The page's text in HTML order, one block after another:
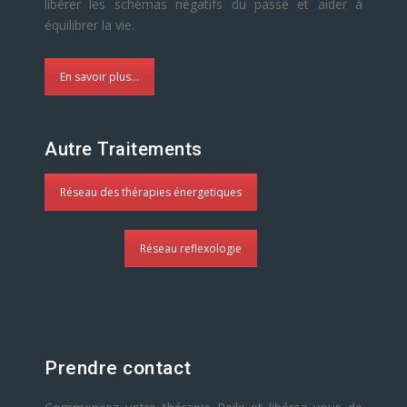
libérer les schémas négatifs du passé et aider à
équilibrer la vie.
En savoir plus...
Autre Traitements
Réseau des thérapies énergetiques
Réseau reflexologie
Prendre contact